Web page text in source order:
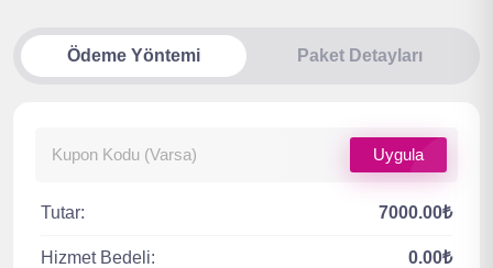
Ödeme Yöntemi Paket Detayları
Uygula
Tutar: 7000.00₺
Hizmet Bedeli: 0.00₺